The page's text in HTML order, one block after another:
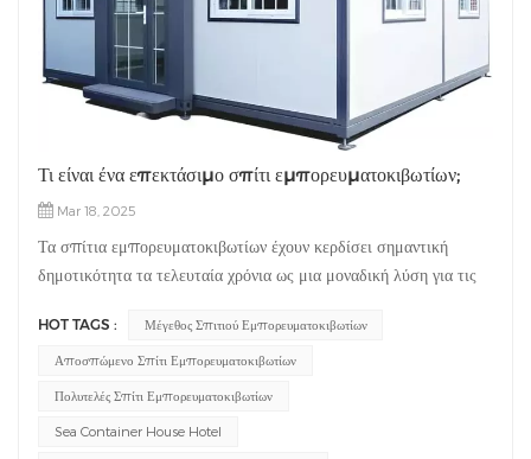
Τι είναι ένα επεκτάσιμο σπίτι εμπορευματοκιβωτίων;
Mar 18, 2025
Τα σπίτια εμπορευματοκιβωτίων έχουν κερδίσει σημαντική
δημοτικότητα τα τελευταία χρόνια ως μια μοναδική λύση για τις
εμπορευματοκιβωτίων, η έννοια του "επεκτάσιμα σπίτια
εμπορευματοκιβωτίων"Σε αυτό το άρθρο, θα προσφέρουμε
πιθανά πλεονεκτήματα όσον αφορά την ευελιξία, την οικονομική
HOT TAGS : Μέγεθος Σπιτιού Εμπορευματοκιβωτίων
Αποσπώμενο Σπίτι Εμπορευματοκιβωτίων
Πολυτελές Σπίτι Εμπορευματοκιβωτίων
Sea Container House Hotel